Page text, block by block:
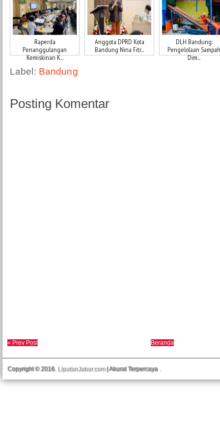
Raperda
Penanggulangan
Kemiskinan K...
Anggota DPRD Kota
Bandung Nina Fitr...
DLH Bandung:
Pengelolaan Sampah
Dim...
Label: Bandung
Posting Komentar
« Prev Post Beranda
Copyright © 2016. LiputanJabar.com| Akurat Terpercaya